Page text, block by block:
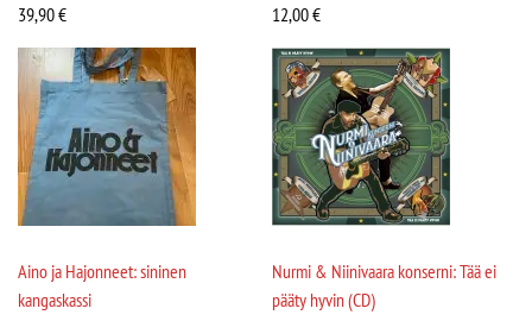
39,90€
12,00€
Aino ja Hajonneet: sininen
kangaskassi
Nurmi & Niinivaara konserni: Tää ei
pääty hyvin (CD)